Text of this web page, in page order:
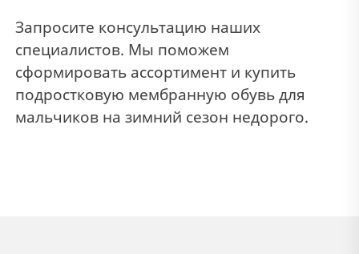
Запросите консультацию наших
специалистов. Мы поможем
сформировать ассортимент и купить
подростковую мембранную обувь для
мальчиков на зимний сезон недорого.